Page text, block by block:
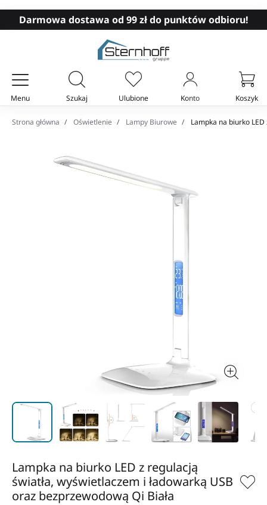
Darmowa dostawa od 99 zł do punktów odbioru!
Menu Szukaj Ulubione Konto Koszyk
Twój koszyk
Strona główna Oświetlenie Lampy Biurowe Lampka na biurko
Lampka na biurko LED z regulacją
światła, wyświetlaczem i ładowarką USB
oraz bezprzewodową Qi Biała